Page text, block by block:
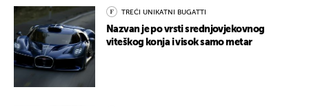
TREĆI UNIKATNI BUGATTI
Nazvan je po vrsti srednjovjekovnog
viteškog konja i visok samo metar